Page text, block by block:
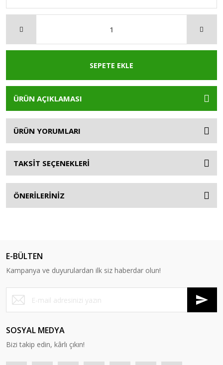
SEPETE EKLE
ÜRÜN AÇIKLAMASI
ÜRÜN YORUMLARI
TAKSİT SEÇENEKLERİ
ÖNERİLERİNİZ
E-BÜLTEN
Kampanya ve duyurulardan ilk siz haberdar olun!
SOSYAL MEDYA
Bizi takip edin, kârlı çıkın!